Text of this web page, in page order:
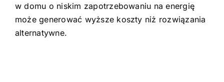
w domu o niskim zapotrzebowaniu na energię
może generować wyższe koszty niż rozwiązania
alternatywne.